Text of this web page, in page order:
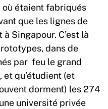
étaient fabriqués
que les lignes de
Singapour. C’est là
dans de
par feu le grand
qu’étudient (et
dorment) les 274
université privée